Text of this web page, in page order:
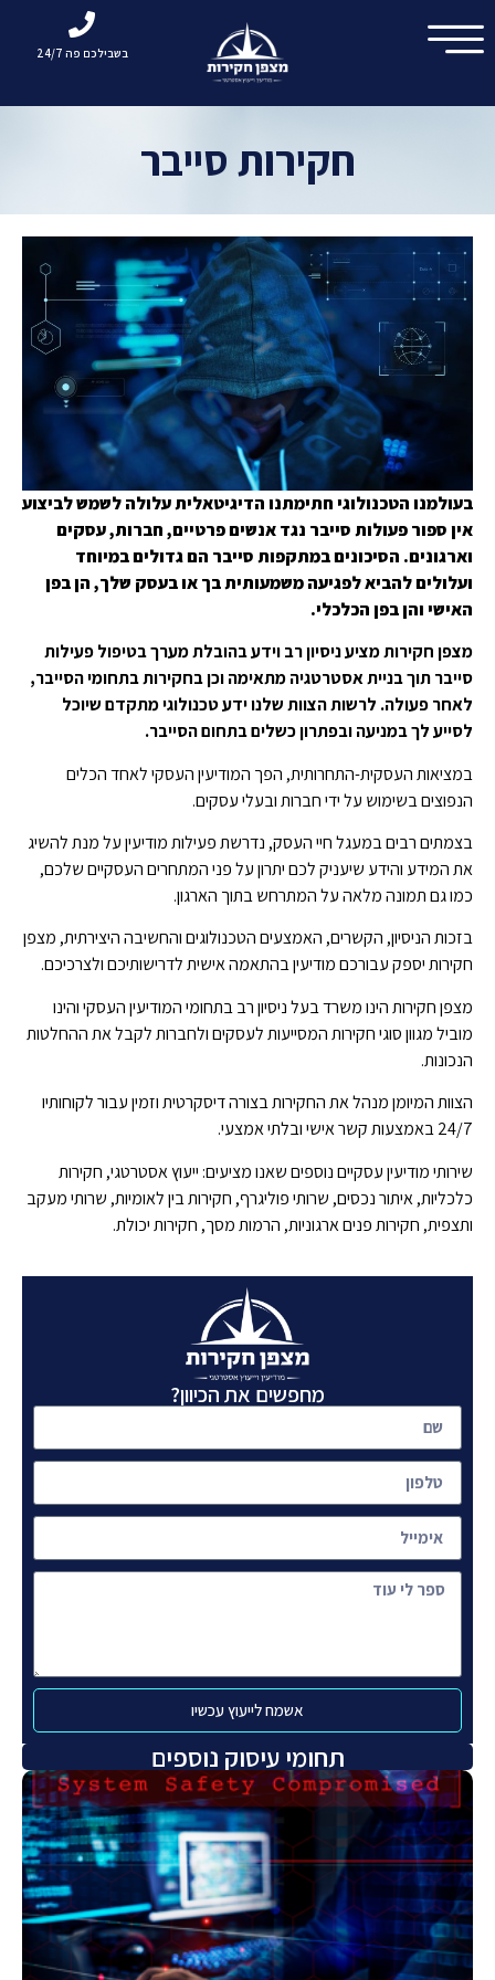
בשבילכם פה 24/7
חקירות סייבר
בעולמנו הטכנולוגי חתימתנו הדיגיטאלית עלולה לשמש לביצוע
אין ספור פעולות סייבר נגד אנשים פרטיים, חברות, עסקים
וארגונים. הסיכונים במתקפות סייבר הם גדולים במיוחד
ועלולים להביא לפגיעה משמעותית בך או בעסק שלך, הן בפן
האישי והן בפן הכלכלי.
מצפן חקירות מציע ניסיון רב וידע בהובלת מערך בטיפול פעילות
סייבר תוך בניית אסטרטגיה מתאימה וכן בחקירות בתחומי הסייבר,
לאחר פעולה. לרשות הצוות שלנו ידע טכנולוגי מתקדם שיוכל
לסייע לך במניעה ובפתרון כשלים בתחום הסייבר.
במציאות העסקית-התחרותית, הפך המודיעין העסקי לאחד הכלים
הנפוצים בשימוש על ידי חברות ובעלי עסקים.
בצמתים רבים במעגל חיי העסק, נדרשת פעילות מודיעין על מנת להשיג
את המידע והידע שיעניק לכם יתרון על פני המתחרים העסקיים שלכם,
כמו גם תמונה מלאה על המתרחש בתוך הארגון.
בזכות הניסיון, הקשרים, האמצעים הטכנולוגים והחשיבה היצירתית, מצפן
חקירות יספק עבורכם מודיעין בהתאמה אישית לדרישותיכם ולצרכיכם.
מצפן חקירות הינו משרד בעל ניסיון רב בתחומי המודיעין העסקי והינו
מוביל מגוון סוגי חקירות המסייעות לעסקים ולחברות לקבל את ההחלטות
הנכונות.
הצוות המיומן מנהל את החקירות בצורה דיסקרטית וזמין עבור לקוחותיו
24/7 באמצעות קשר אישי ובלתי אמצעי.
שירותי מודיעין עסקיים נוספים שאנו מציעים: ייעוץ אסטרטגי, חקירות
כלכליות, איתור נכסים, שרותי פוליגרף, חקירות בין לאומיות, שרותי מעקב
ותצפית, חקירות פנים ארגוניות, הרמות מסך, חקירות יכולת.
מחפשים את הכיוון?
אשמח לייעוץ עכשיו
תחומי עיסוק נוספים